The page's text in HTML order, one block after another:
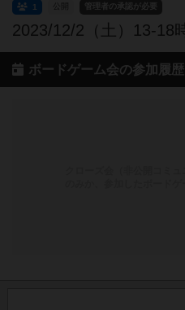
公開 管理者の承認が必要
1
ボードゲーム会の参加履歴